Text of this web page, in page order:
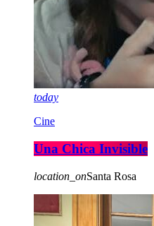
today
Cine
Una Chica Invisible
location_onSanta Rosa